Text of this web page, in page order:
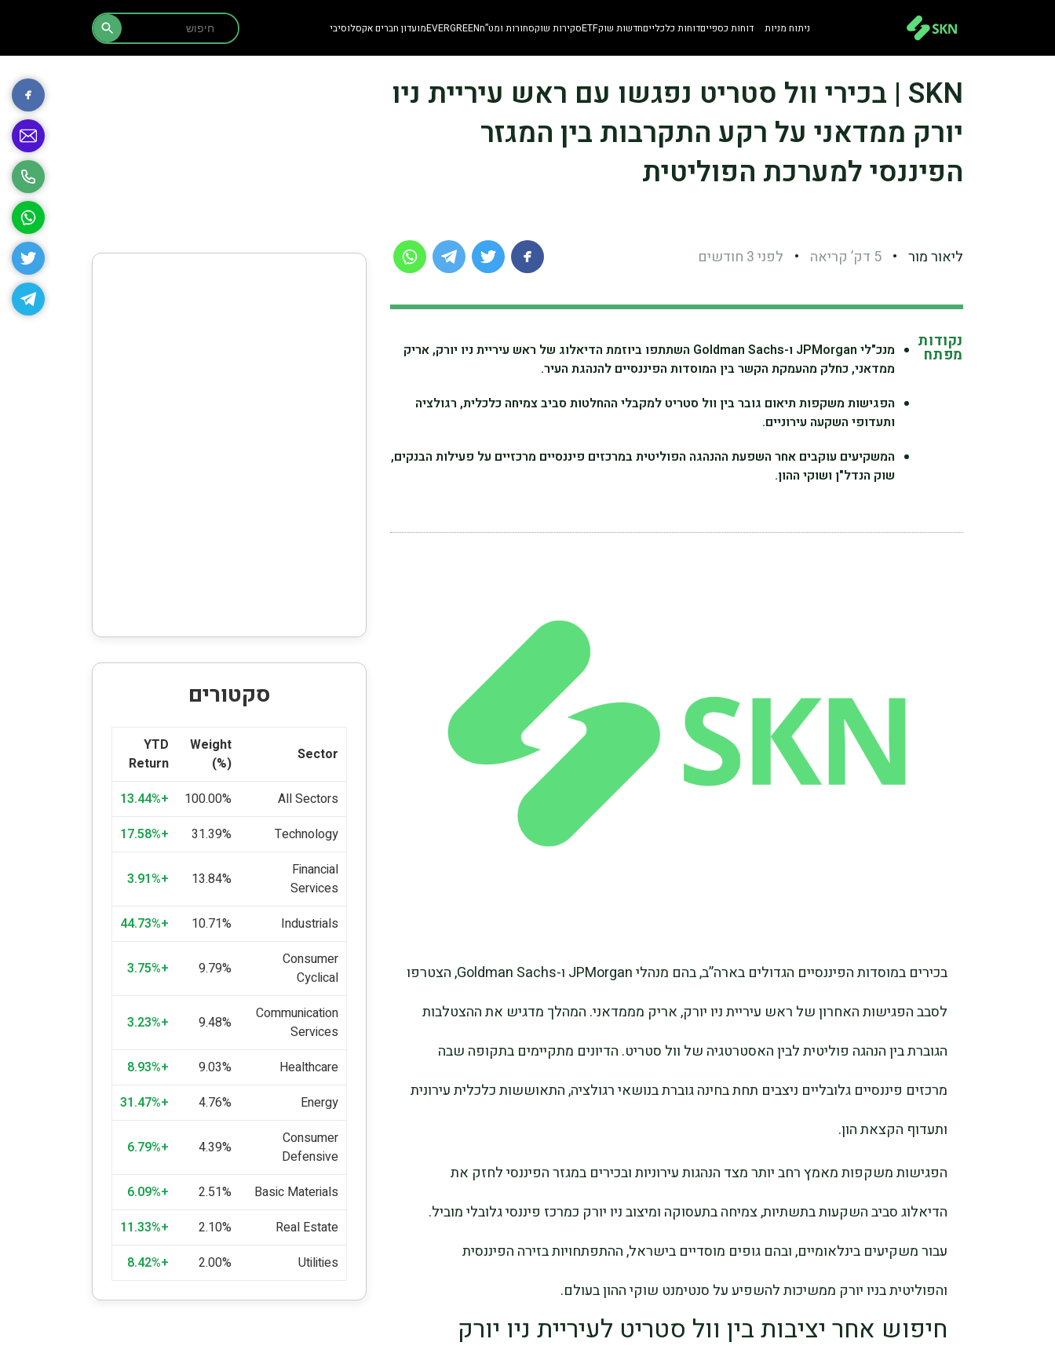
ניתוח מניות דוחות כספייםדוחות כלכלייםחדשות שוקETFסקירות שוקסחורות ומט”חEVERGREENמועדון חברים אקסלוסיבי Search
for:
Search Button
SKN | בכירי וול סטריט נפגשו עם ראש עיריית ניו
יורק ממדאני על רקע התקרבות בין המגזר
הפיננסי למערכת הפוליטית
ליאור מור • 5 דק’ קריאה • לפני 3 חודשים
נקודות
מפתח
מנכ"לי JPMorgan ו-Goldman Sachs השתתפו ביוזמת הדיאלוג של ראש עיריית ניו יורק, אריק
ממדאני, כחלק מהעמקת הקשר בין המוסדות הפיננסיים להנהגת העיר.
הפגישות משקפות תיאום גובר בין וול סטריט למקבלי ההחלטות סביב צמיחה כלכלית, רגולציה
ותעדופי השקעה עירוניים.
המשקיעים עוקבים אחר השפעת ההנהגה הפוליטית במרכזים פיננסיים מרכזיים על פעילות הבנקים,
שוק הנדל"ן ושוקי ההון.
בכירים במוסדות הפיננסיים הגדולים בארה”ב, בהם מנהלי JPMorgan ו-Goldman Sachs, הצטרפו
לסבב הפגישות האחרון של ראש עיריית ניו יורק, אריק מממדאני. המהלך מדגיש את ההצטלבות
הגוברת בין הנהגה פוליטית לבין האסטרטגיה של וול סטריט. הדיונים מתקיימים בתקופה שבה
מרכזים פיננסיים גלובליים ניצבים תחת בחינה גוברת בנושאי רגולציה, התאוששות כלכלית עירונית
ותעדוף הקצאת הון.
הפגישות משקפות מאמץ רחב יותר מצד הנהגות עירוניות ובכירים במגזר הפיננסי לחזק את
הדיאלוג סביב השקעות בתשתיות, צמיחה בתעסוקה ומיצוב ניו יורק כמרכז פיננסי גלובלי מוביל.
עבור משקיעים בינלאומיים, ובהם גופים מוסדיים בישראל, ההתפתחויות בזירה הפיננסית
והפוליטית בניו יורק ממשיכות להשפיע על סנטימנט שוקי ההון בעולם.
חיפוש אחר יציבות בין וול סטריט לעיריית ניו יורק
סקטורים
Sector
Weight
(%)
YTD
Return
All Sectors
100.00%
+13.44%
Technology
31.39%
+17.58%
Financial
Services
13.84%
+3.91%
Industrials
10.71%
+44.73%
Consumer
Cyclical
9.79%
+3.75%
Communication
Services
9.48%
+3.23%
Healthcare
9.03%
+8.93%
Energy
4.76%
+31.47%
Consumer
Defensive
4.39%
+6.79%
Basic Materials
2.51%
+6.09%
Real Estate
2.10%
+11.33%
Utilities
2.00%
+8.42%